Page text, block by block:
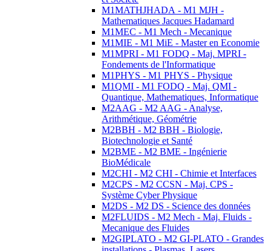
M1MATHJHADA - M1 MJH -
Mathematiques Jacques Hadamard
M1MEC - M1 Mech - Mecanique
M1MIE - M1 MiE - Master en Economie
M1MPRI - M1 FODQ - Maj. MPRI -
Fondements de l'Informatique
M1PHYS - M1 PHYS - Physique
M1QMI - M1 FODQ - Maj. QMI -
Quantique, Mathematiques, Informatique
M2AAG - M2 AAG - Analyse,
Arithmétique, Géométrie
M2BBH - M2 BBH - Biologie,
Biotechnologie et Santé
M2BME - M2 BME - Ingénierie
BioMédicale
M2CHI - M2 CHI - Chimie et Interfaces
M2CPS - M2 CCSN - Maj. CPS -
Système Cyber Physique
M2DS - M2 DS - Science des données
M2FLUIDS - M2 Mech - Maj. Fluids -
Mecanique des Fluides
M2GIPLATO - M2 GI-PLATO - Grandes